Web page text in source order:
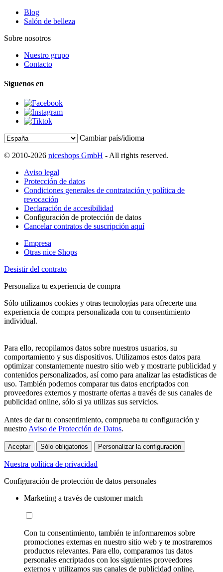
Blog
Salón de belleza
Sobre nosotros
Nuestro grupo
Contacto
Síguenos en
Cambiar país/idioma
© 2010-2026 niceshops GmbH - All rights reserved.
Aviso legal
Protección de datos
Condiciones generales de contratación y política de
revocación
Declaración de accesibilidad
Configuración de protección de datos
Cancelar contratos de suscripción aquí
Empresa
Otras nice Shops
Desistir del contrato
Personaliza tu experiencia de compra
Sólo utilizamos cookies y otras tecnologías para ofrecerte una
experiencia de compra personalizada con tu consentimiento
individual.
Para ello, recopilamos datos sobre nuestros usuarios, su
comportamiento y sus dispositivos. Utilizamos estos datos para
optimizar constantemente nuestro sitio web y mostrarte publicidad y
contenidos personalizados, así como para analizar las estadísticas de
uso. También podemos comparar tus datos encriptados con
proveedores externos y mostrarte ofertas a través de sus canales de
publicidad online, sólo si ya utilizas sus servicios.
Antes de dar tu consentimiento, comprueba tu configuración y
nuestro Aviso de Protección de Datos.
Aceptar Sólo obligatorios Personalizar la configuración
Nuestra política de privacidad
Configuración de protección de datos personales
Marketing a través de customer match
Con tu consentimiento, también te informaremos sobre
promociones externas en nuestro sitio web y te mostraremos
productos relevantes. Para ello, comparamos tus datos
personales encriptados con los siguientes proveedores
externos y utilizamos sus canales de publicidad online,